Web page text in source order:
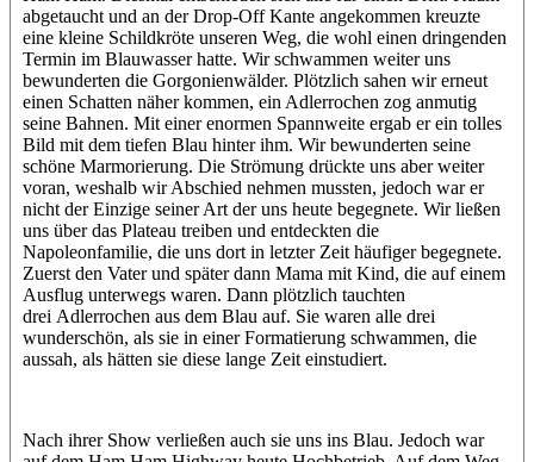
abgetaucht und an der Drop-Off Kante angekommen kreuzte
eine kleine Schildkröte unseren Weg, die wohl einen dringenden
Termin im Blauwasser hatte. Wir schwammen weiter uns
bewunderten die Gorgonienwälder. Plötzlich sahen wir erneut
einen Schatten näher kommen, ein Adlerrochen zog anmutig
seine Bahnen. Mit einer enormen Spannweite ergab er ein tolles
Bild mit dem tiefen Blau hinter ihm. Wir bewunderten seine
schöne Marmorierung. Die Strömung drückte uns aber weiter
voran, weshalb wir Abschied nehmen mussten, jedoch war er
nicht der Einzige seiner Art der uns heute begegnete. Wir ließen
uns über das Plateau treiben und entdeckten die
Napoleonfamilie, die uns dort in letzter Zeit häufiger begegnete.
Zuerst den Vater und später dann Mama mit Kind, die auf einem
Ausflug unterwegs waren. Dann plötzlich tauchten
drei Adlerrochen aus dem Blau auf. Sie waren alle drei
wunderschön, als sie in einer Formatierung schwammen, die
aussah, als hätten sie diese lange Zeit einstudiert.
Nach ihrer Show verließen auch sie uns ins Blau. Jedoch war